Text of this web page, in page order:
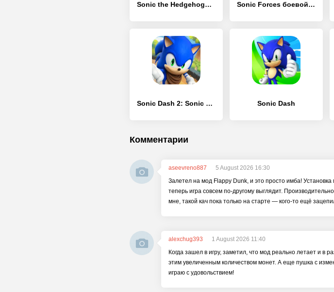
Sonic the Hedgehog™ Classic Sonic Forces боевой & бег игры
Sonic Dash 2: Sonic Boom Run Sonic Dash
Комментарии
aseevreno887
5 August 2026 16:30
Залетел на мод Flappy Dunk, и это просто имба!
теперь игра совсем по-другому выглядит.
мне, такой кач пока только на старте — кого-то ещё
alexchug393
1 August 2026 11:40
Когда зашел в игру, заметил, что мод реально летает и в
этим увеличенным количеством монет. А еще пушка с
играю с удовольствием!